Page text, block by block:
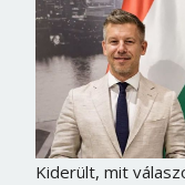
Kiderült, mit